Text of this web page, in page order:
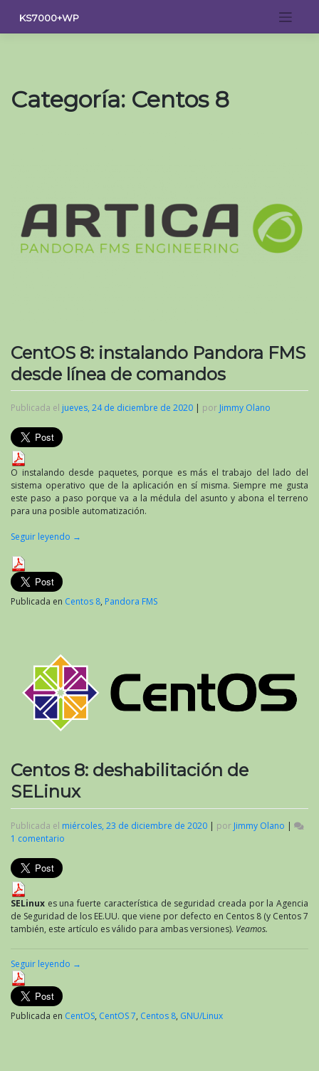
contenido
KS7000+WP
Categoría: Centos 8
CentOS 8: instalando Pandora FMS
desde línea de comandos
Publicada el jueves, 24 de diciembre de 2020 | por Jimmy Olano
O instalando desde paquetes, porque es más el trabajo del lado del
sistema operativo que de la aplicación en sí misma. Siempre me gusta
este paso a paso porque va a la médula del asunto y abona el terreno
para una posible automatización.
Seguir leyendo →
Publicada en Centos 8, Pandora FMS
Centos 8: deshabilitación de
SELinux
Publicada el miércoles, 23 de diciembre de 2020 | por Jimmy Olano |
1 comentario
SELinux
SELinux es una fuerte característica de seguridad creada por la Agencia
de Seguridad de los EE.UU. que viene por defecto en Centos 8 (y Centos 7
también, este artículo es válido para ambas versiones). Veamos.
Seguir leyendo →
Publicada en CentOS, CentOS 7, Centos 8, GNU/Linux